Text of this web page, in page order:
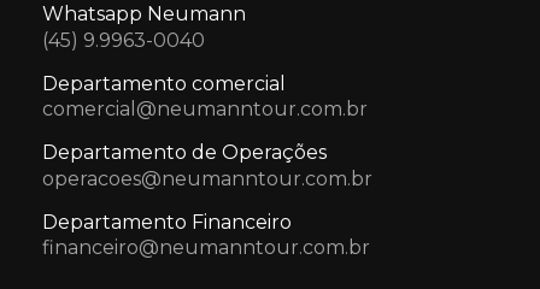
Whatsapp Neumann
(45) 9.9963-0040
Departamento comercial
comercial@neumanntour.com.br
Departamento de Operações
operacoes@neumanntour.com.br
Departamento Financeiro
financeiro@neumanntour.com.br